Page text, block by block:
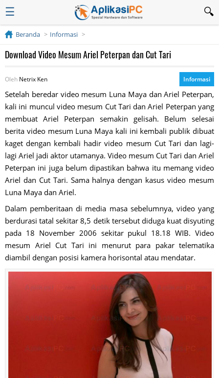
☰
Beranda Informasi
Download Video Mesum Ariel Peterpan dan Cut Tari
Oleh Netrix Ken Informasi
Setelah beredar video mesum Luna Maya dan Ariel Peterpan,
kali ini muncul video mesum Cut Tari dan Ariel Peterpan yang
membuat Ariel Peterpan semakin gelisah. Belum selesai
berita video mesum Luna Maya kali ini kembali publik dibuat
kaget dengan kembali hadir video mesum Cut Tari dan lagi-
lagi Ariel jadi aktor utamanya. Video mesum Cut Tari dan Ariel
Peterpan ini juga belum dipastikan bahwa itu memang video
Ariel dan Cut Tari. Sama halnya dengan kasus video mesum
Luna Maya dan Ariel.
Dalam pemberitaan di media masa sebelumnya, video yang
berdurasi tatal sekitar 8,5 detik tersebut diduga kuat disyuting
pada 18 November 2006 sekitar pukul 18.18 WIB. Video
mesum Ariel Cut Tari ini menurut para pakar telematika
diambil dengan posisi kamera horisontal atau mendatar.